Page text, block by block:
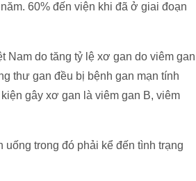
60% đến viện khi đã ở giai đoạn
Nam do tăng tỷ lệ xơ gan do viêm gan
thư gan đều bị bệnh gan mạn tính
gây xơ gan là viêm gan B, viêm
trong đó phải kể đến tình trạng